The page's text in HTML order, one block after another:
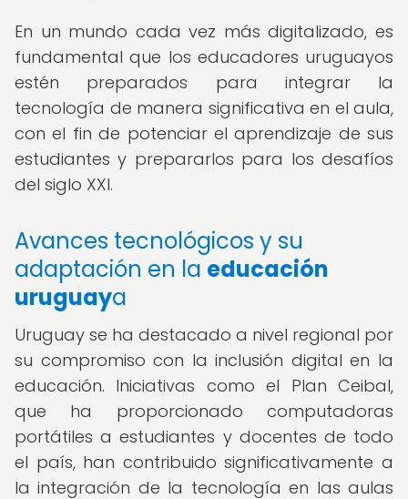
En un mundo cada vez más digitalizado, es
fundamental que los educadores uruguayos
estén preparados para integrar la
tecnología de manera significativa en el aula,
con el fin de potenciar el aprendizaje de sus
estudiantes y prepararlos para los desafíos
del siglo XXI.
Avances tecnológicos y su
adaptación en la educación
uruguaya
Uruguay se ha destacado a nivel regional por
su compromiso con la inclusión digital en la
educación. Iniciativas como el Plan Ceibal,
que ha proporcionado computadoras
portátiles a estudiantes y docentes de todo
el país, han contribuido significativamente a
la integración de la tecnología en las aulas